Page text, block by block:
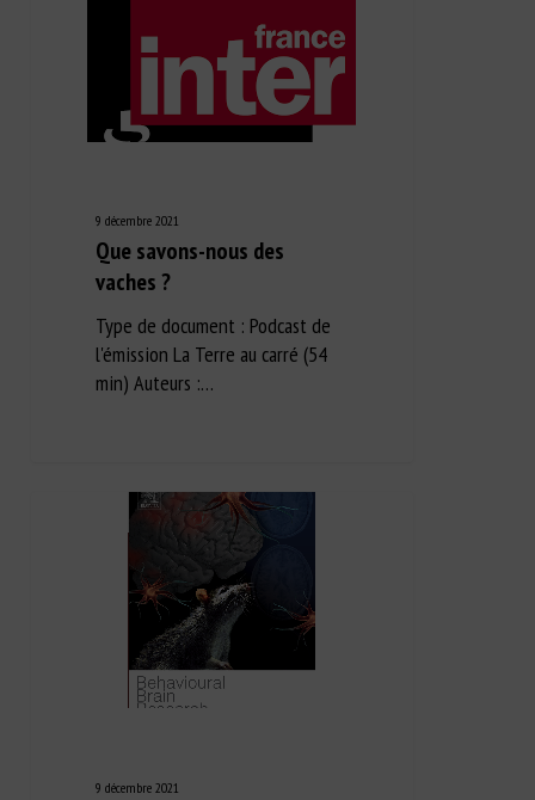
9 décembre 2021
Que savons-nous des
vaches ?
Type de document : Podcast de
l'émission La Terre au carré (54
min) Auteurs :…
9 décembre 2021